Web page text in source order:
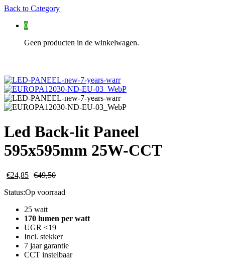
Back to Category
0
Geen producten in de winkelwagen.
Led Back-lit Paneel
595x595mm 25W-CCT
€24,85 €49,50
Status:Op voorraad
25 watt
170 lumen per watt
UGR <19
Incl. stekker
7 jaar garantie
CCT instelbaar